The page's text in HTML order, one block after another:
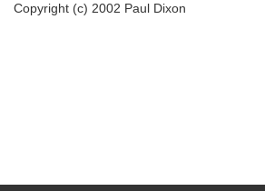
Copyright (c) 2002 Paul Dixon